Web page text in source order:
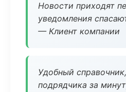
Новости приходят
уведомления
— Клиент компании
Удобный
подрядчика за